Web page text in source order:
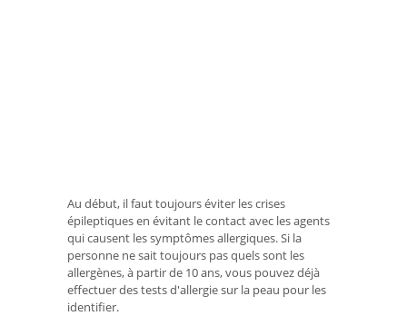
Au début, il faut toujours éviter les crises
épileptiques en évitant le contact avec les agents
qui causent les symptômes allergiques. Si la
personne ne sait toujours pas quels sont les
allergènes, à partir de 10 ans, vous pouvez déjà
effectuer des tests d'allergie sur la peau pour les
identifier.